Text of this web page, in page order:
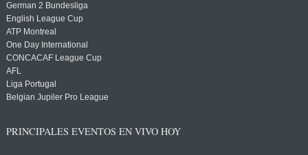
German 2 Bundesliga
English League Cup
ATP Montreal
One Day International
CONCACAF League Cup
AFL
Liga Portugal
Belgian Jupiler Pro League
PRINCIPALES EVENTOS EN VIVO HOY